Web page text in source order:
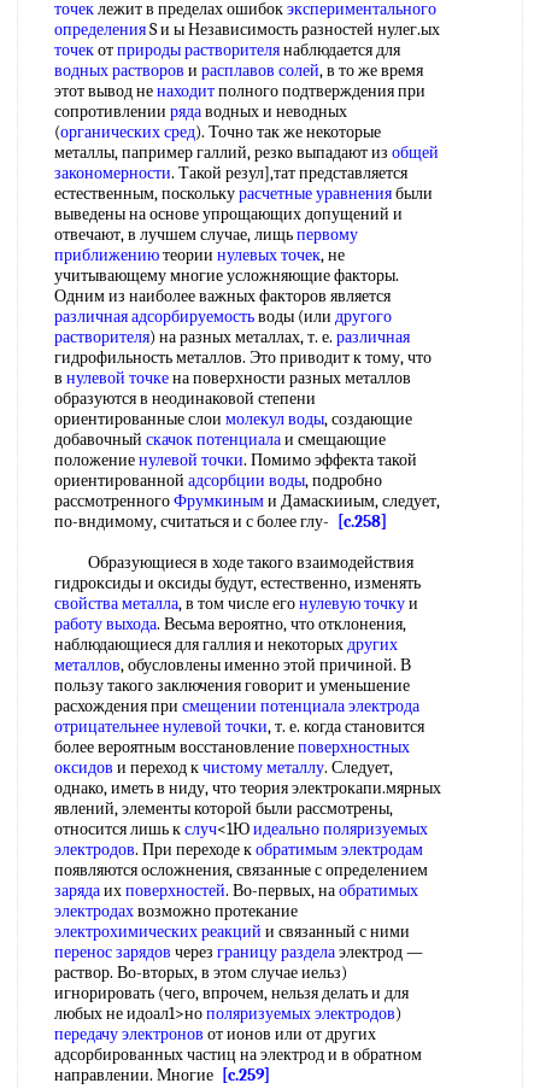
точеклежит в пределах ошибокэкспериментального
определенияS и ы Независимость разностей нулег.ых
точекотприроды растворителянаблюдается для
водных растворов и расплавов солей, в то же время
этот вывод ненаходитполного подтверждения при
сопротивлении рядаводных и неводных
(органических сред). Точно так же некоторые
металлы, папример галлий, резко выпадают из общей
закономерности. Такой резул],тат представляется
естественным, посколькурасчетные уравнениябыли
выведены на основе упрощающих допущений и
отвечают, в лучшем случае, лищьпервому
приближениютеории нулевых точек, не
учитывающему многие усложняющие факторы.
Одним из наиболее важных факторов является
различнаяадсорбируемостьводы (или другого
растворителя) на разных металлах, т. е. различная
гидрофильность металлов. Это приводит к тому, что
в нулевой точкена поверхности разных металлов
образуются в неодинаковой степени
ориентированные слои молекул воды, создающие
добавочный скачок потенциалаи смещающие
положениенулевой точки. Помимо эффекта такой
ориентированной адсорбции воды, подробно
рассмотренногоФрумкиными Дамаскииым, следует,
по-вндимому, считаться и с более глу-
[c.258]
Образующиеся в ходе такого взаимодействия
гидроксиды и оксиды будут, естественно, изменять
свойства металла, в том числе егонулевую точкуи
работу выхода. Весьма вероятно, что отклонения,
наблюдающиеся для галлия и некоторыхдругих
металлов, обусловлены именно этой причиной. В
пользу такого заключения говорит и уменьшение
расхождения при смещении потенциалаэлектрода
отрицательнеенулевой точки, т. е. когда становится
более вероятным восстановлениеповерхностных
оксидов и переход кчистому металлу. Следует,
однако, иметь в ниду, что теория электрокапи.мярных
явлений, элементы которой были рассмотрены,
относится лишь кслуч<1Юидеальнополяризуемых
электродов. При переходе кобратимым электродам
появляются осложнения, связанные с определением
зарядаихповерхностей. Во-первых, наобратимых
электродахвозможно протекание
электрохимических реакций и связанный с ними
перенос зарядов через границу разделаэлектрод —
раствор. Во-вторых, в этом случае иельз)
игнорировать (чего, впрочем, нельзя делать и для
любых не идоал1>нополяризуемых электродов)
передачу электронов от ионов или от других
адсорбированных частиц на электрод и в обратном
направлении. Многие [c.259]